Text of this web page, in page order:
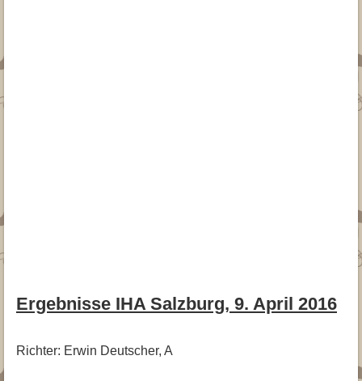
Ergebnisse IHA Salzburg, 9. April 2016
Richter: Erwin Deutscher, A